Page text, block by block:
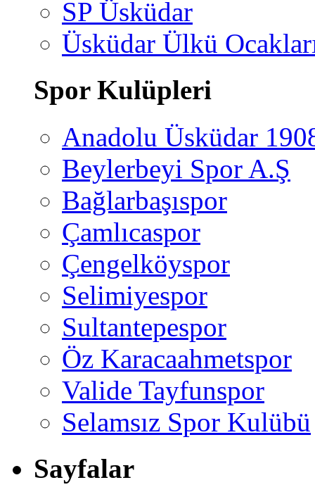
SP Üsküdar
Üsküdar Ülkü
Spor Kulüpleri
Anadolu Üsküdar
Beylerbeyi Spor A.Ş
Bağlarbaşıspor
Çamlıcaspor
Çengelköyspor
Selimiyespor
Sultantepespor
Öz Karacaahmetspor
Valide Tayfunspor
Selamsız Spor Kulübü
Sayfalar